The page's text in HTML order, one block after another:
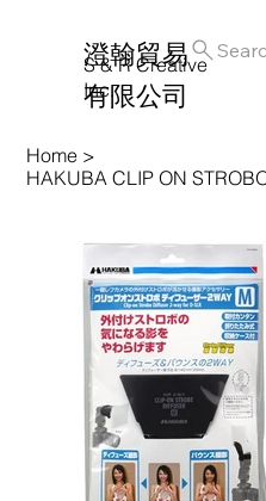
澄翰貿易
有限公司
S & R Creative
Inc.
Home >